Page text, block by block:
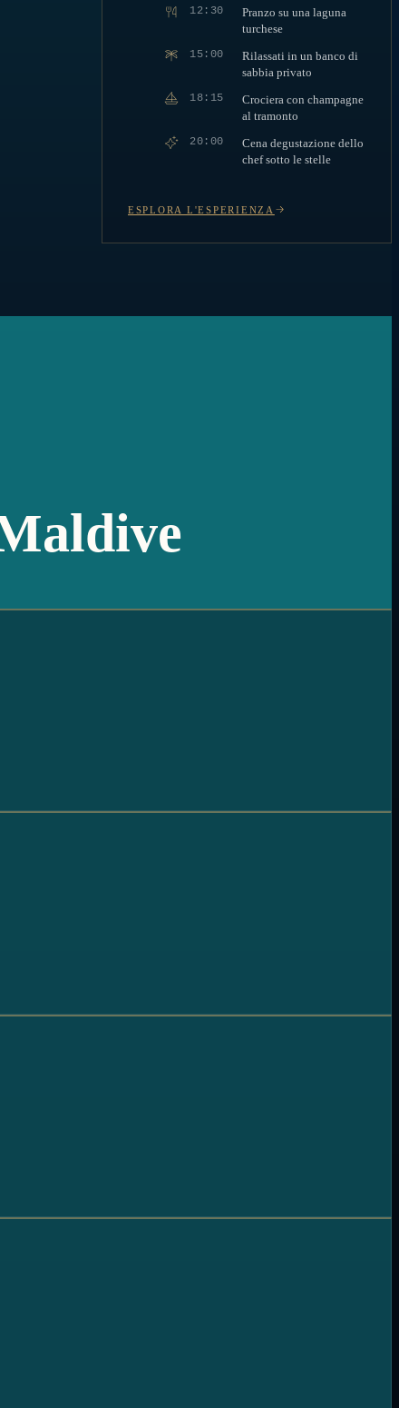
12:30
Pranzo su una laguna
turchese
15:00
Rilassati in un banco di
sabbia privato
18:15
Crociera con champagne
al tramonto
20:00
Cena degustazione dello
chef sotto le stelle
ESPLORA L'ESPERIENZA